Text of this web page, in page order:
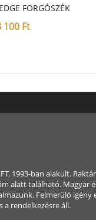
FORGÓSZÉK
100 Ft
1993-ban alakult.
alatt található. Magyar
Felmerülő igény
a rendelkezésre áll.